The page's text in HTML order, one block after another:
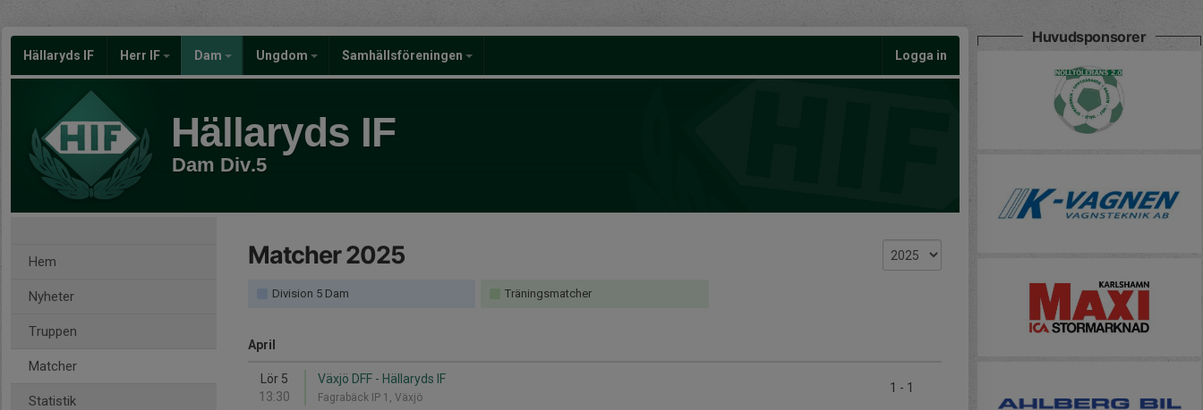
Hällaryds IF Herr IF Dam Ungdom Samhällsföreningen Logga in
Hällaryds IF
Dam Div.5
Hem
Nyheter
Truppen
Matcher
Statistik
Matcher 2025
Division 5 Dam Träningsmatcher
April
Lör 5
13:30
1 - 1
Växjö DFF - Hällaryds IF
Fagrabäck IP 1, Växjö
Huvudsponsorer